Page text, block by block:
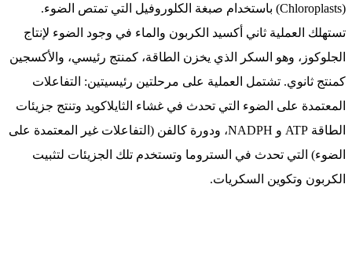
(Chloroplasts) باستخدام صبغة الكلوروفيل التي تمتص الضوء.
تستهلك العملية ثاني أكسيد الكربون والماء في وجود الضوء لإنتاج
الجلوكوز، وهو السكر الذي يخزن الطاقة، كمنتج رئيسي، والأكسجين
كمنتج ثانوي. تشتمل العملية على مرحلتين رئيسيتين: التفاعلات
المعتمدة على الضوء التي تحدث في غشاء الثايلاكويد وتنتج جزيئات
الطاقة ATP و NADPH، ودورة كالفن (التفاعلات غير المعتمدة على
الضوء) التي تحدث في الستروما وتستخدم تلك الجزيئات لتثبيت
الكربون وتكوين السكريات.